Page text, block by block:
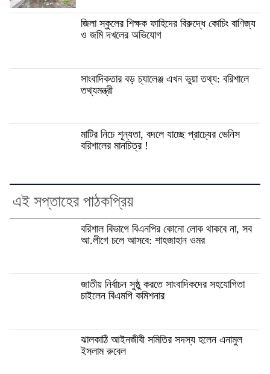
জিলা স্কুলের শিক্ষক ফাহিদের বিরুদ্ধে কোচিং বাণিজ্য
ও জমি দখলের অভিযোগ
সাংবাদিকতার বড় চ্যালেঞ্জ এখন ভুয়া তথ্য: বরিশালে
তথ্যমন্ত্রী
মাটির নিচে শূন্যতা, বদলে যাচ্ছে প্রাচ্যের ভেনিস
বরিশালের মানচিত্র !
এই সপ্তাহের পাঠকপ্রিয়
বরিশাল বিভাগে বিএনপির কোনো লোক থাকবে না, সব
আ.লীগে চলে আসবে: শাহজাহান ওমর
জাতীয় নির্বাচন সুষ্ঠু করতে সাংবাদিকদের সহযোগিতা
চাইলেন বিএমপি কমিশনার
ঝালকাঠি আইনজীবী সমিতির সদস্য হলেন এনামুল
ইসলাম রুবেল